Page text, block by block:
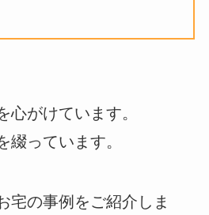
心がけています。
綴っています。
宅の事例をご紹介しま